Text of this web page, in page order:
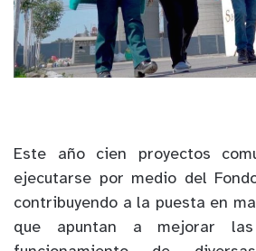
Este año cien proyectos
ejecutarse por medio del
contribuyendo a la puesta en
que apuntan a mejorar